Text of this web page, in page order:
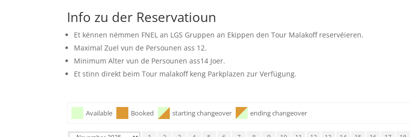
Info zu der Reservatioun
Et kënnen nëmmen FNEL an LGS Gruppen an Ekippen den Tour Malakoff reservéieren.
Maximal Zuel vun de Persounen ass 12.
Minimum Alter vun de Persounen ass14 Joer.
Et stinn direkt beim Tour malakoff keng Parkplazen zur Verfügung.
Available Booked starting changeover ending changeover